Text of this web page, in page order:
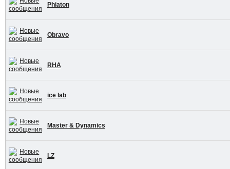
Phiaton
Obravo
RHA
ice lab
Master & Dynamics
LZ